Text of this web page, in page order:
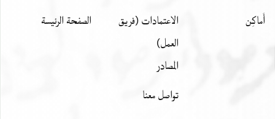
أَماكِن
الاعتمادات (فريق
العمل)
المصادر
تواصل معنا
الصفحة الرئيسة